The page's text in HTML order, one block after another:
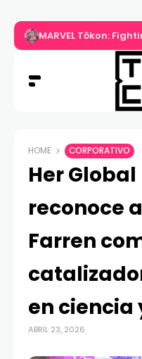
MARVEL Tōkon:
HOME CORPORATIVO
Her
reconoce
Farren
en ciencia
ABRIL 23, 2026